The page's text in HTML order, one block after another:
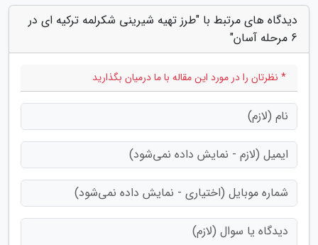
دیدگاه های مرتبط با "طرز تهیه شیرینی شکرلمه ترکیه ای در
6 مرحله آسان"
* نظرتان را در مورد این مقاله با ما درمیان بگذارید